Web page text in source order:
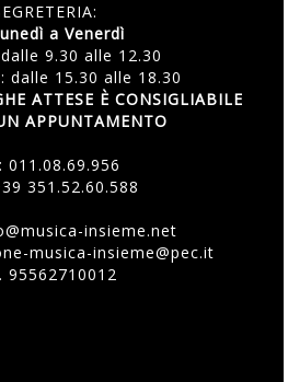
a Venerdì
9.30 alle 12.30
dalle 15.30 alle 18.30
ATTESE È CONSIGLIABILE
APPUNTAMENTO
011.08.69.956
351.52.60.588
insieme.net
musica-insieme@pec.it
95562710012